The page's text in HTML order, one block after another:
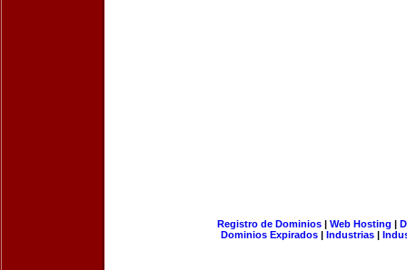
Registro de Dominios| Web Hosting |
Dominios Expirados | Industrias |